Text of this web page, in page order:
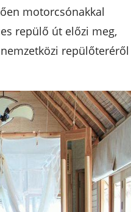
motorcsónakkal
repülő út előzi meg,
repülőteréről